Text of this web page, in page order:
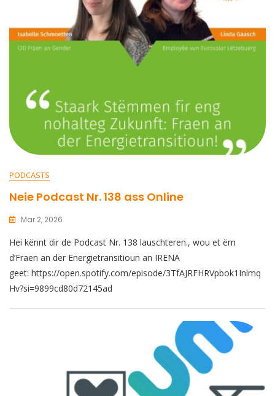
PODCASTS
Neie Podcast Nr. 138 ass Online
Mar 2, 2026
Hei kënnt dir de Podcast Nr. 138 lauschteren., wou et ëm
d’Fraen an der Energietransitioun an IRENA
geet: https://open.spotify.com/episode/3TfAJRFHRVpbok1Inlmq
Hv?si=9899cd80d72145ad